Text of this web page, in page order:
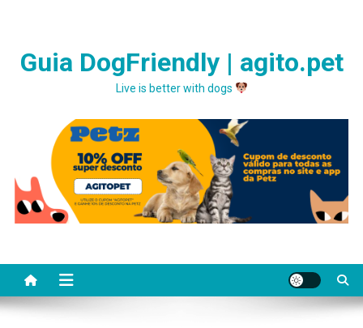
Guia DogFriendly | agito.pet
Live is better with dogs